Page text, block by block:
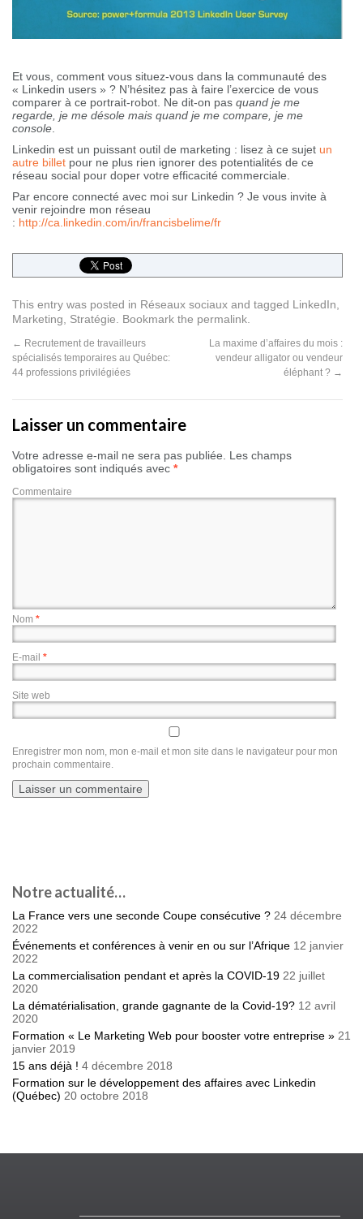
Et vous, comment vous situez-vous dans la communauté des
« Linkedin users » ? N’hésitez pas à faire l’exercice de vous
comparer à ce portrait-robot. Ne dit-on pas quand je me
regarde, je me désole mais quand je me compare, je me
console.
Linkedin est un puissant outil de marketing : lisez à ce sujet un
autre billet pour ne plus rien ignorer des potentialités de ce
réseau social pour doper votre efficacité commerciale.
Par encore connecté avec moi sur Linkedin ? Je vous invite à
venir rejoindre mon réseau
: http://ca.linkedin.com/in/francisbelime/fr
This entry was posted in Réseaux sociaux and tagged LinkedIn,
Marketing, Stratégie. Bookmark the permalink.
← Recrutement de travailleurs
spécialisés temporaires au Québec:
44 professions privilégiées
La maxime d’affaires du mois :
vendeur alligator ou vendeur
éléphant ? →
Laisser un commentaire
Votre adresse e-mail ne sera pas publiée. Les champs
obligatoires sont indiqués avec *
Commentaire
Nom *
E-mail *
Site web
Enregistrer mon nom, mon e-mail et mon site dans le navigateur pour mon
prochain commentaire.
Notre actualité…
La France vers une seconde Coupe consécutive ? 24 décembre
2022
Événements et conférences à venir en ou sur l’Afrique 12 janvier
2022
La commercialisation pendant et après la COVID-19 22 juillet
2020
La dématérialisation, grande gagnante de la Covid-19? 12 avril
2020
Formation « Le Marketing Web pour booster votre entreprise » 21
janvier 2019
15 ans déjà ! 4 décembre 2018
Formation sur le développement des affaires avec Linkedin
(Québec) 20 octobre 2018